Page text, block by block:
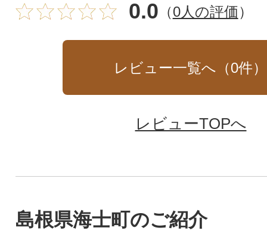
0.0 （0人の評価）
レビュー一覧へ（0件）
レビューTOPへ
島根県海士町のご紹介